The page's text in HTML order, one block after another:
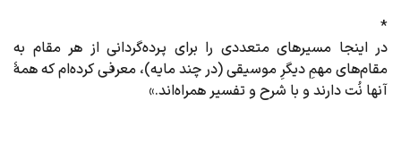
*
در اینجا مسیرهای متعددی را برای پرده‌گردانی از هر مقام به
مقام‌های مهمِ دیگرِ موسیقی (در چند مایه)، معرفی کرده‌ام که همۀ
آنها نُت دارند و با شرح و تفسیر همراه‌اند.»